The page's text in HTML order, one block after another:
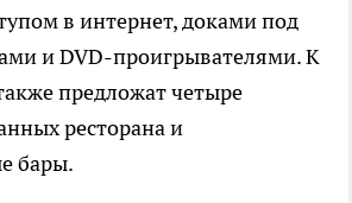
в интернет, доками под
и DVD-проигрывателями. К
предложат четыре
ресторана и
бары.